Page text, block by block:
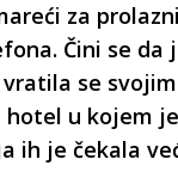
za
Čini se da
se
u kojem
ih je čekala